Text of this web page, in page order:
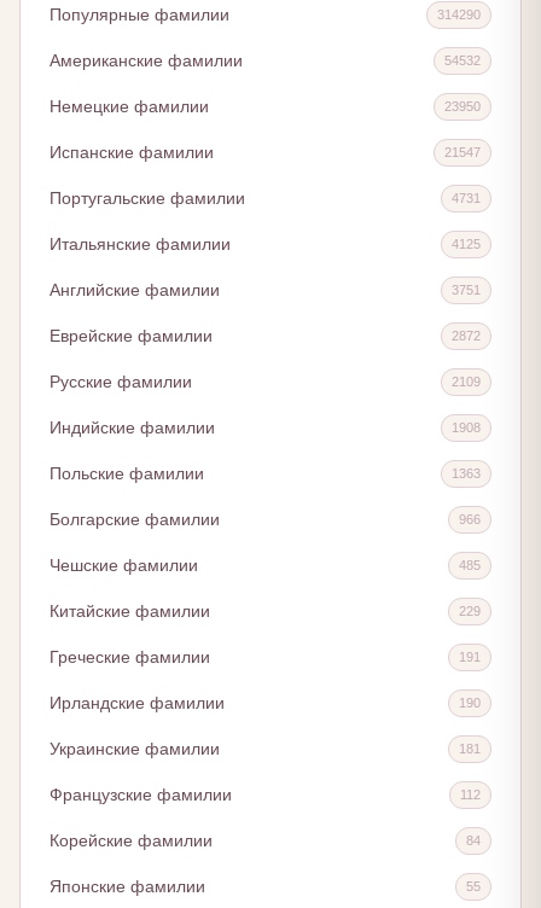
Популярные фамилии 314290
Американские фамилии 54532
Немецкие фамилии 23950
Испанские фамилии 21547
Португальские фамилии 4731
Итальянские фамилии 4125
Английские фамилии 3751
Еврейские фамилии 2872
Русские фамилии 2109
Индийские фамилии 1908
Польские фамилии 1363
Болгарские фамилии 966
Чешские фамилии 485
Китайские фамилии 229
Греческие фамилии 191
Ирландские фамилии 190
Украинские фамилии 181
Французские фамилии 112
Корейские фамилии 84
Японские фамилии 55